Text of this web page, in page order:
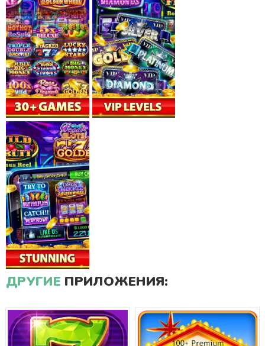
ДРУГИЕ ПРИЛОЖЕНИЯ: